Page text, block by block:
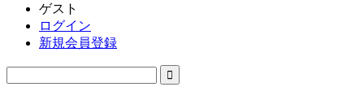
ゲスト
ログイン
新規会員登録